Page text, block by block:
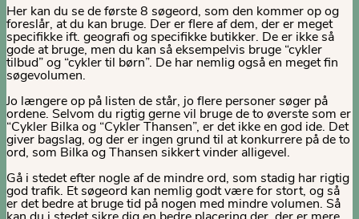
Her kan du se de første 8 søgeord, som den kommer op og
foreslår, at du kan bruge. Der er flere af dem, der er meget
specifikke ift. geografi og specifikke butikker. De er ikke så
gode at bruge, men du kan så eksempelvis bruge “cykler
tilbud” og “cykler til børn”. De har nemlig også en meget fin
søgevolumen.
Jo længere op på listen de står, jo flere personer søger på
ordene. Selvom du rigtig gerne vil bruge de to øverste som er
“Cykler Bilka og “Cykler Thansen”, er det ikke en god ide. Det
giver bagslag, og der er ingen grund til at konkurrere på de to
ord, som Bilka og Thansen sikkert vinder alligevel.
Gå i stedet efter nogle af de mindre ord, som stadig har rigtig
god trafik. Et søgeord kan nemlig godt være for stort, og så
er det bedre at bruge tid på nogen med mindre volumen. Så